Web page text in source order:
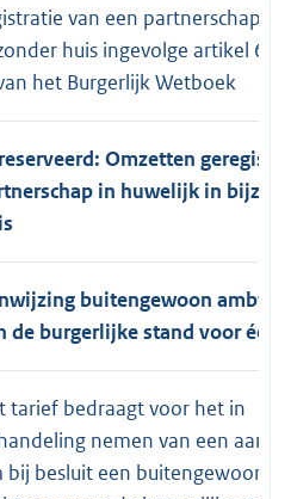
van een partnerschap in
huis ingevolge artikel 64,
het Burgerlijk Wetboek
Omzetten
in huwelijk in
buitengewoon
de burgerlijke stand voor één
tarief bedraagt voor het in
nemen van een
bij besluit een buitengewoon